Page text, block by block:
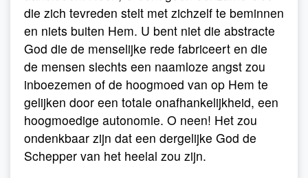
die zich tevreden stelt met zichzelf te beminnen
en niets buiten Hem. U bent niet die abstracte
God die de menselijke rede fabriceert en die
de mensen slechts een naamloze angst zou
inboezemen of de hoogmoed van op Hem te
gelijken door een totale onafhankelijkheid, een
hoogmoedige autonomie. O neen! Het zou
ondenkbaar zijn dat een dergelijke God de
Schepper van het heelal zou zijn.